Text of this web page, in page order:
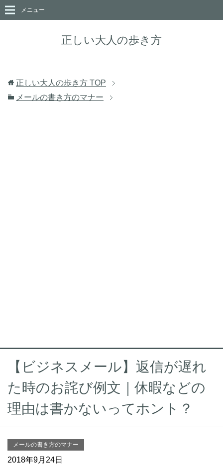
正しい大人の歩き方
メニュー
正しい大人の歩き方 TOP
メールの書き方のマナー
【ビジネスメール】返信が遅れ
た時のお詫び例文｜休暇などの
理由は書かないってホント？
メールの書き方のマナー
2018年9月24日